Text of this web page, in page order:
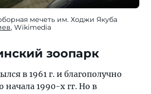
мечеть им. Ходжи Якуба
, Wikimedia
зоопарк
в 1961 г. и благополучно
начала 1990-х гг. Но в